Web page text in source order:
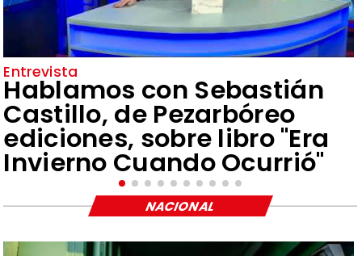
Entrevista
Hablamos con Sebastián
Castillo, de Pezarbóreo
ediciones, sobre libro "Era
Invierno Cuando Ocurrió"
NACIONAL